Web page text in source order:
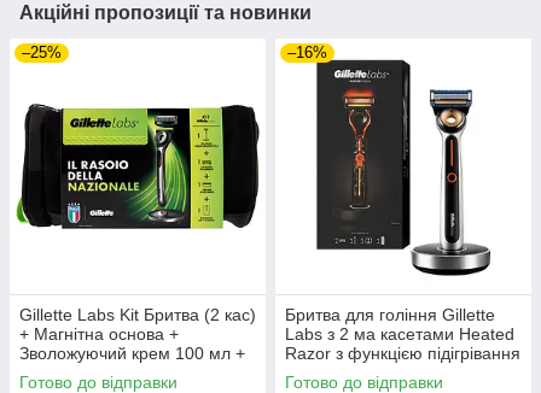
Акційні пропозиції та новинки
–25%
Gillette Labs Kit Бритва (2 кас)
+ Магнітна основа +
Зволожуючий крем 100 мл +
сумка 02764
Готово до відправки
–16%
Бритва для гоління Gillette
Labs з 2 ма касетами Heated
Razor з функцією підігрівання
01596
Готово до відправки